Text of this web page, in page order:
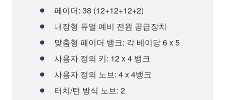
페이더: 38 (12+12+12+2)
내장형 듀얼 예비 전원 공급장치
맞춤형 페이더 뱅크: 각 베이당 6 x 5
사용자 정의 키: 12 x 4 뱅크
사용자 정의 노브: 4 x 4뱅크
터치/턴 방식 노브: 2